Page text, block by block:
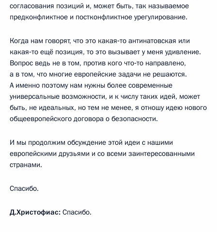
согласования позиций и, может быть, так называемое
предконфликтное и постконфликтное урегулирование.
Когда нам говорят, что это какая‑то антинатовская или
какая‑то ещё позиция, то это вызывает у меня удивление.
Вопрос ведь не в том, против кого что‑то направлено,
а в том, что многие европейские задачи не решаются.
А именно поэтому нам нужны более современные
универсальные возможности, и к числу таких идей, может
быть, не идеальных, но тем не менее, я отношу идею нового
общеевропейского договора о безопасности.
И мы продолжим обсуждение этой идеи с нашими
европейскими друзьями и со всеми заинтересованными
странами.
Спасибо.
Д.Христофиас: Спасибо.